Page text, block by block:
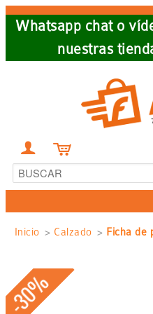
Skip
Whatsapp chat o
nuestras
 
Sobrescribir
de
Inicio Calzado Ficha de
-30%